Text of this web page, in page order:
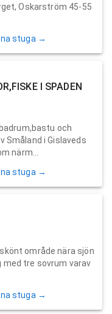
Oskarström 45-55
stuga →
I SPADEN
och
Småland i Gislaveds
närm...
stuga →
område nära sjön
med tre sovrum varav
stuga →